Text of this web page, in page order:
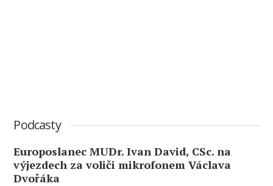
Podcasty
Europoslanec MUDr. Ivan David, CSc. na
výjezdech za voliči mikrofonem Václava
Dvořáka